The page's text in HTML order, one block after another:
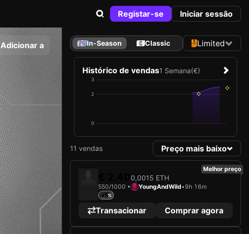
Registar-se Iniciar sessão
Adicionar a In-Season Classic Limited
Histórico de vendas1 Semana(€)
0
2
3
11 vendas Preço mais baixo
Melhor preço
0,0015 ETH
550/1000 • YoungAndWild•9h 16m
+5
Transacionar Comprar agora